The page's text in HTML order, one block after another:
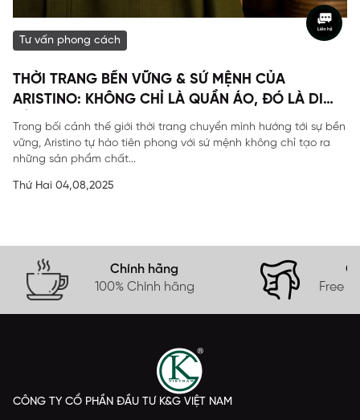
Tư vấn phong cách
THỜI TRANG BỀN VỮNG & SỨ MỆNH CỦA
ARISTINO: KHÔNG CHỈ LÀ QUẦN ÁO, ĐÓ LÀ DI
SẢN
Trong bối cảnh thế giới thời trang chuyển mình hướng tới sự bền
vững, Aristino tự hào tiên phong với sứ mệnh không chỉ tạo ra
những sản phẩm chất...
Thứ Hai 04,08,2025
Chính hãng
100% Chính hãng
Free
CÔNG TY CỔ PHẦN ĐẦU TƯ K&G VIỆT NAM